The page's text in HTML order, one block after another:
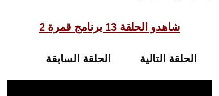
شاهدو الحلقة 13 برنامج قمرة 2
الحلقة التالية الحلقة السابقة